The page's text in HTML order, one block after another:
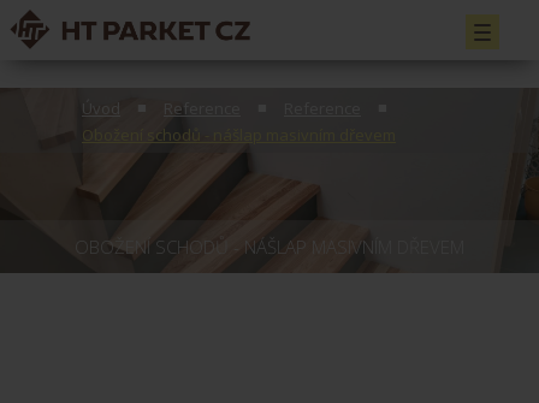
Toggle
Úvod Reference
Obožení schodů - nášlap masivním dřevem
OBOŽENÍ SCHODŮ - NÁŠLAP MASIVNÍM DŘEVEM